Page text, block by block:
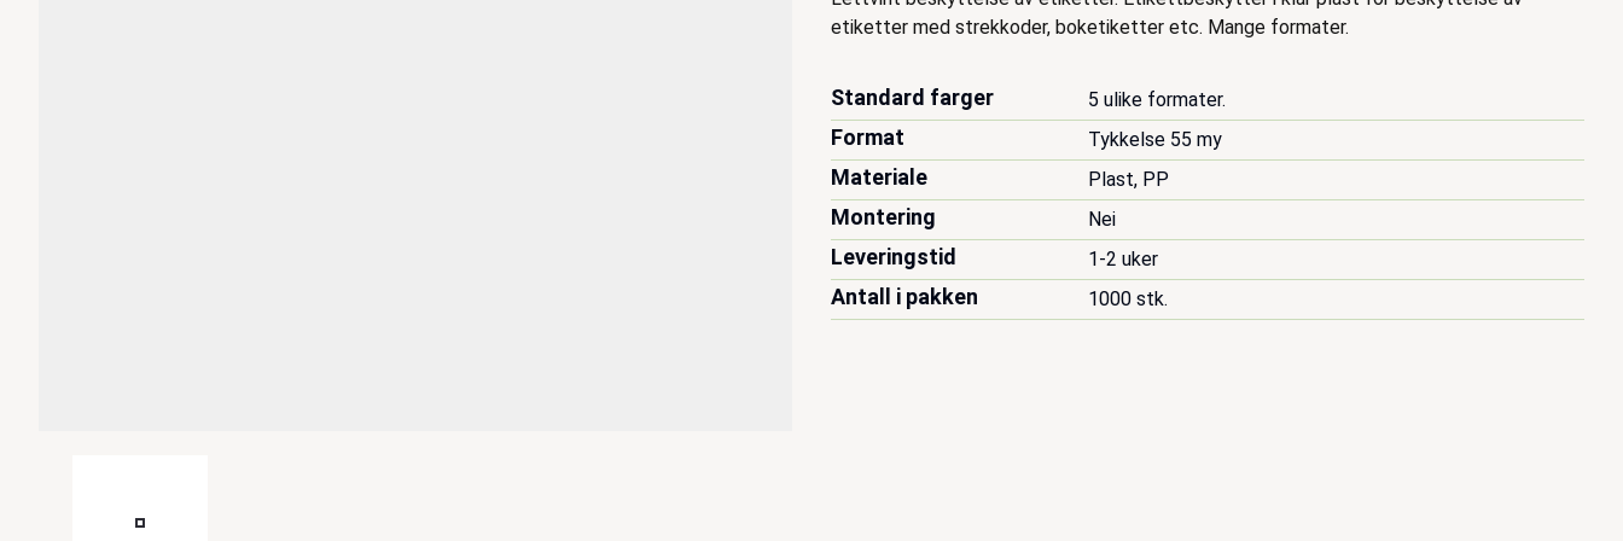
etiketter med strekkoder, boketiketter etc. Mange formater.
Standard farger 5 ulike formater.
Format Tykkelse 55 my
Materiale Plast, PP
Montering Nei
Leveringstid 1-2 uker
Antall i pakken 1000 stk.